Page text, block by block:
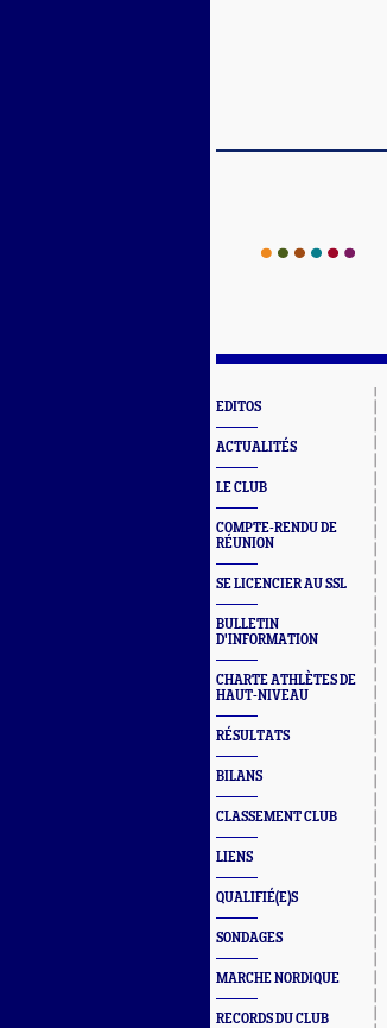
EDITOS
ACTUALITÉS
LE CLUB
COMPTE-RENDU DE
RÉUNION
SE LICENCIER AU SSL
BULLETIN
D'INFORMATION
CHARTE ATHLÈTES DE
HAUT-NIVEAU
RÉSULTATS
BILANS
CLASSEMENT CLUB
LIENS
QUALIFIÉ(E)S
SONDAGES
MARCHE NORDIQUE
RECORDS DU CLUB